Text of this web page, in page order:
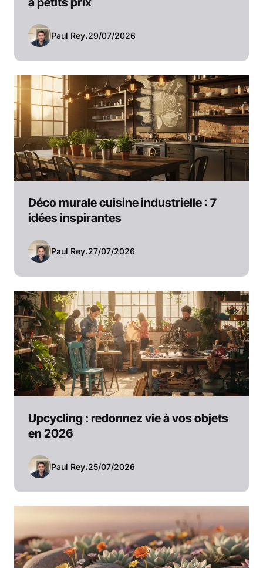
Paul Rey.29/07/2026
Déco murale cuisine industrielle : 7
idées inspirantes
Paul Rey.27/07/2026
Upcycling : redonnez vie à vos objets
en 2026
Paul Rey.25/07/2026